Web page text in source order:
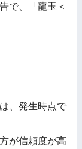
で、「龍玉＜
、発生時点で
が信頼度が高